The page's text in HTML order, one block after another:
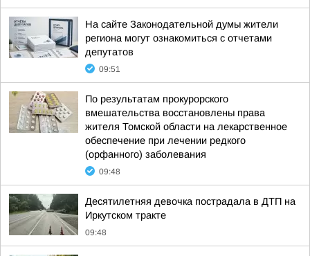
На сайте Законодательной думы жители
региона могут ознакомиться с отчетами
депутатов
09:51
По результатам прокурорского
вмешательства восстановлены права
жителя Томской области на лекарственное
обеспечение при лечении редкого
(орфанного) заболевания
09:48
Десятилетняя девочка пострадала в ДТП на
Иркутском тракте
09:48